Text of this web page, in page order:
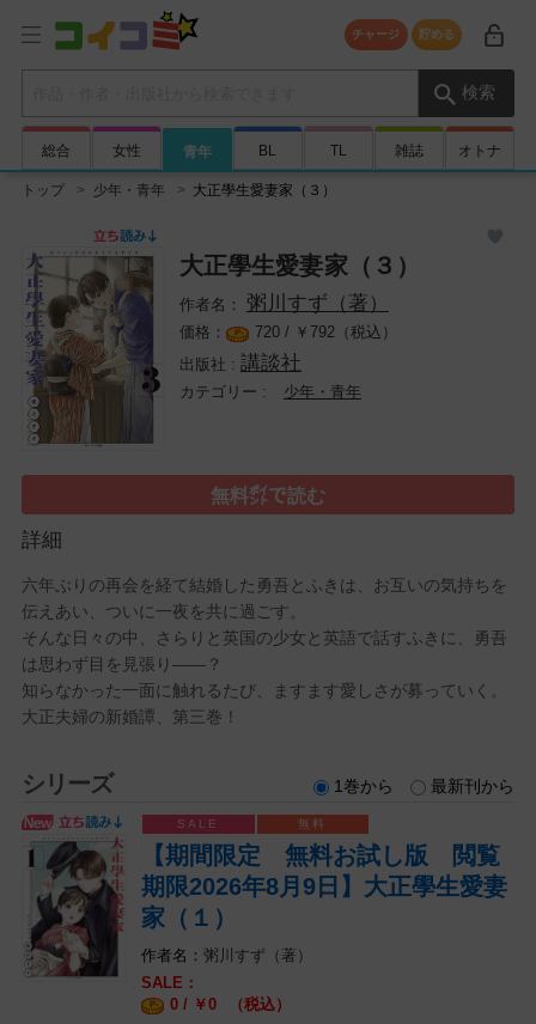
チャージ 貯める
検索
総合 女性 青年 BL TL 雑誌 オトナ
トップ 少年・青年 大正學生愛妻家（３）
大正學生愛妻家（３）
粥川すず（著）
720 / ￥ 792（税込）
講談社
少年・青年
無料㌽で読む
詳細
六年ぶりの再会を経て結婚した勇吾とふきは、お互いの気持ちを
伝えあい、ついに一夜を共に過ごす。
そんな日々の中、さらりと英国の少女と英語で話すふきに、勇吾
は思わず目を見張り――？
知らなかった一面に触れるたび、ますます愛しさが募っていく。
大正夫婦の新婚譚、第三巻！
シリーズ 1巻から 最新刊から
【期間限定 無料お試し版 閲覧
期限2026年8月9日】大正學生愛妻
家（１）
粥川すず（著）
0 / ￥0 （税込）